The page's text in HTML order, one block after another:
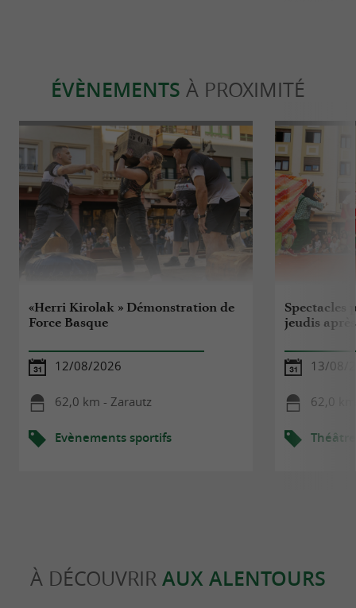
ÉVÈNEMENTS À PROXIMITÉ
«Herri Kirolak » Démonstration de
Force Basque
12/08/2026
62,0 km - Zarautz
Evènements sportifs
Spectacles
jeudis
13/08/
62,0
Théâtre
À DÉCOUVRIR AUX ALENTOURS